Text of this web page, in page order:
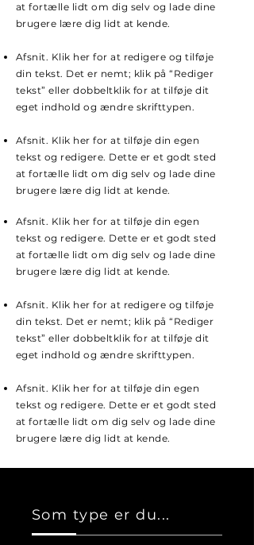
at fortælle lidt om dig selv og lade dine
brugere lære dig lidt at kende.
Afsnit. Klik her for at redigere og tilføje
din tekst. Det er nemt; klik på “Rediger
tekst” eller dobbeltklik for at tilføje dit
eget indhold og ændre skrifttypen.
Afsnit. Klik her for at tilføje din egen
tekst og redigere. Dette er et godt sted
at fortælle lidt om dig selv og lade dine
brugere lære dig lidt at kende.
Afsnit. Klik her for at tilføje din egen
tekst og redigere. Dette er et godt sted
at fortælle lidt om dig selv og lade dine
brugere lære dig lidt at kende.
Afsnit. Klik her for at redigere og tilføje
din tekst. Det er nemt; klik på “Rediger
tekst” eller dobbeltklik for at tilføje dit
eget indhold og ændre skrifttypen.
Afsnit. Klik her for at tilføje din egen
tekst og redigere. Dette er et godt sted
at fortælle lidt om dig selv og lade dine
brugere lære dig lidt at kende.
Som type er du...